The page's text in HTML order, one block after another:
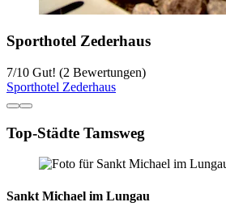
Sporthotel Zederhaus
7/10 Gut! (2 Bewertungen)
Sporthotel Zederhaus
Top-Städte Tamsweg
Sankt Michael im Lungau